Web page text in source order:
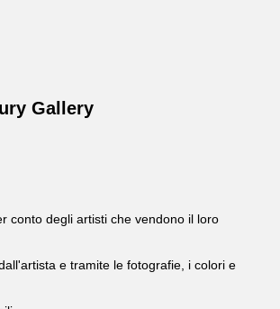
Gallery
conto degli artisti che vendono il loro
e tramite le fotografie, i colori e